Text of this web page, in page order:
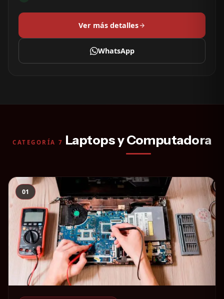
Ver más detalles
WhatsApp
CATEGORÍA 7 Laptops y Computadora
01